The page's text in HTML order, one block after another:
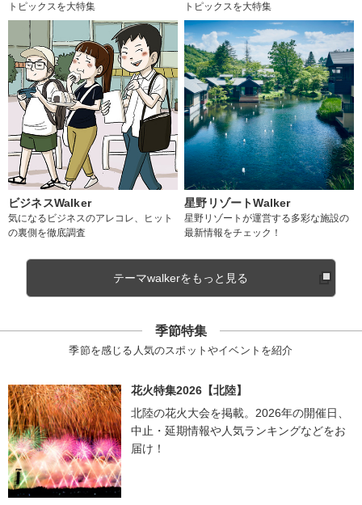
トピックスを大特集
トピックスを大特集
ビジネスWalker
気になるビジネスのアレコレ、ヒット
の裏側を徹底調査
星野リゾートWalker
星野リゾートが運営する多彩な施設の
最新情報をチェック！
テーマwalkerをもっと見る
季節特集
季節を感じる人気のスポットやイベントを紹介
花火特集2026【北陸】
北陸の花火大会を掲載。2026年の開催日、
中止・延期情報や人気ランキングなどをお
届け！